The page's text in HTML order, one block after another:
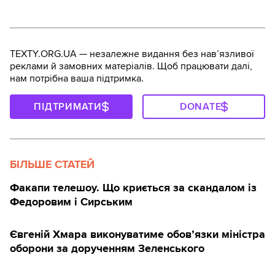
TEXTY.ORG.UA — незалежне видання без навʼязливої
реклами й замовних матеріалів. Щоб працювати далі,
нам потрібна ваша підтримка.
ПІДТРИМАТИ DONATE
БІЛЬШЕ СТАТЕЙ
Факапи телешоу. Що криється за скандалом із
Федоровим і Сирським
Євгеній Хмара виконуватиме обов’язки міністра
оборони за дорученням Зеленського